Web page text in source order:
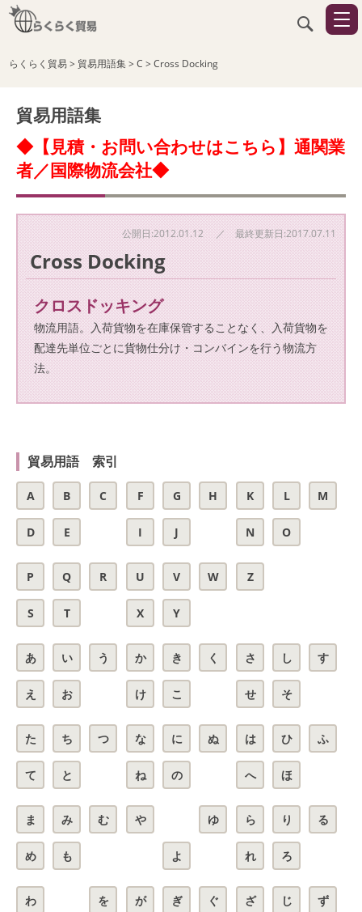
らくらく貿易> 貿易用語集>C >Cross Docking
貿易用語集
◆【見積・お問い合わせはこちら】通関業
者／国際物流会社◆
公開日:2012.01.12 ／ 最終更新日:2017.07.11
Cross Docking
クロスドッキング
物流用語。入荷貨物を在庫保管することなく、入荷貨物を
配達先単位ごとに貨物仕分け・コンバインを行う物流方
法。
貿易用語 索引
A B C
D E
F G H
I J
K L M
N O
P Q R
S T
U V W
X Y
Z
あ い う
え お
か き く
け こ
さ し す
せ そ
た ち つ
て と
な に ぬ
ね の
は ひ ふ
へ ほ
ま み む
め も
や ゆ
よ
ら り る
れ ろ
わ を が ぎ ぐ ざ じ ず